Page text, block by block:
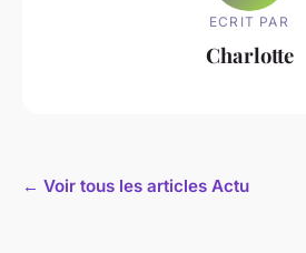
ECRIT PAR
Charlotte
← Voir tous les articles Actu